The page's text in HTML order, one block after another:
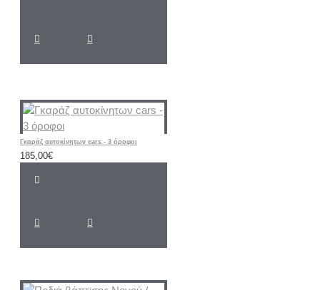
Γκαράζ αυτοκίνητων cars - 3 όροφοι
185,00€